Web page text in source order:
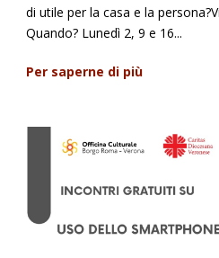
di utile per la casa e la
Quando? Lunedì 2, 9 e 16...
Per saperne di più